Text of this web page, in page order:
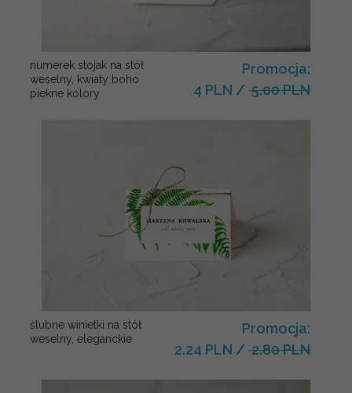
numerek stojak na stół
weselny, kwiaty boho
piekne kolory
Promocja:
4 PLN / 5.00 PLN
ślubne winietki na stół
weselny, eleganckie
Promocja:
2.24 PLN / 2.80 PLN